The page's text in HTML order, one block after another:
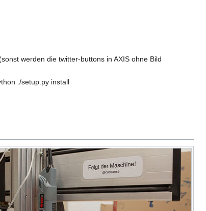
werden die twitter-buttons in AXIS ohne Bild
./setup.py install